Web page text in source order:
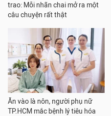
trao: Mỗi nhãn chai mở ra một
câu chuyện rất thật
Ăn vào là nôn, người phụ nữ
TP.HCM mắc bệnh lý tiêu hóa